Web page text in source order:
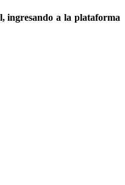
ingresando a la plataforma